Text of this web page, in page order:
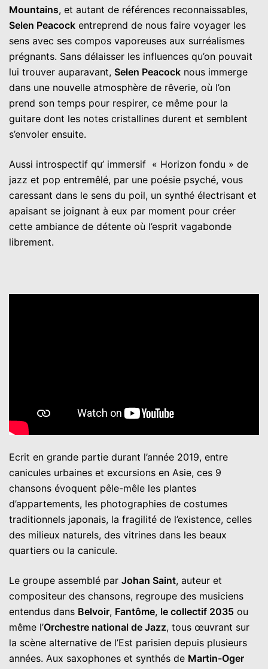
Mountains, et autant de références reconnaissables,
Selen Peacock entreprend de nous faire voyager les
sens avec ses compos vaporeuses aux surréalismes
prégnants. Sans délaisser les influences qu’on pouvait
lui trouver auparavant, Selen Peacock nous immerge
dans une nouvelle atmosphère de rêverie, où l’on
prend son temps pour respirer, ce même pour la
guitare dont les notes cristallines durent et semblent
s’envoler ensuite.
Aussi introspectif qu’ immersif « Horizon fondu » de
jazz et pop entremêlé, par une poésie psyché, vous
caressant dans le sens du poil, un synthé électrisant et
apaisant se joignant à eux par moment pour créer
cette ambiance de détente où l’esprit vagabonde
librement.
Ecrit en grande partie durant l’année 2019, entre
canicules urbaines et excursions en Asie, ces 9
chansons évoquent pêle-mêle les plantes
d’appartements, les photographies de costumes
traditionnels japonais, la fragilité de l’existence, celles
des milieux naturels, des vitrines dans les beaux
quartiers ou la canicule.
Le groupe assemblé par Johan Saint, auteur et
compositeur des chansons, regroupe des musiciens
entendus dans Belvoir, Fantôme, le collectif 2035 ou
même l’Orchestre national de Jazz, tous œuvrant sur
la scène alternative de l’Est parisien depuis plusieurs
années. Aux saxophones et synthés de Martin-Oger